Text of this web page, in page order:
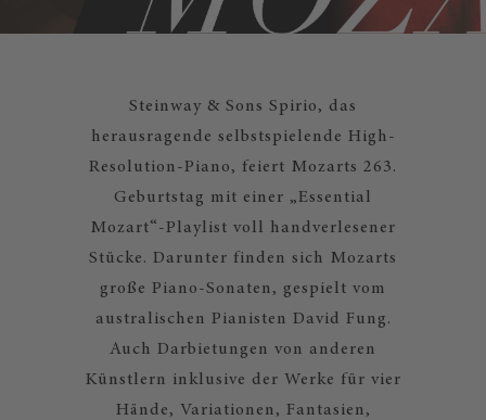
Steinway & Sons Spirio, das
herausragende selbstspielende High-
Resolution-Piano, feiert Mozarts 263.
Geburtstag mit einer „Essential
Mozart“-Playlist voll handverlesener
Stücke. Darunter finden sich Mozarts
große Piano-Sonaten, gespielt vom
australischen Pianisten David Fung.
Auch Darbietungen von anderen
Künstlern inklusive der Werke für vier
Hände, Variationen, Fantasien,